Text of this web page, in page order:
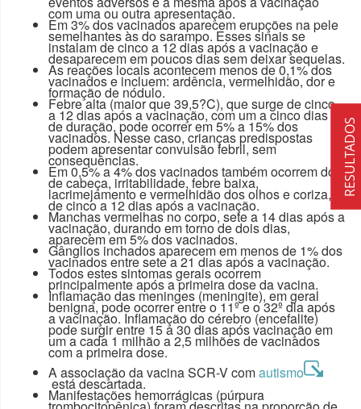
com uma ou outra apresentação.
Em 3% dos vacinados aparecem erupções na pele
semelhantes às do sarampo. Esses sinais se
instalam de cinco a 12 dias após a vacinação e
desaparecem em poucos dias sem deixar sequelas.
As reações locais acontecem menos de 0,1% dos
vacinados e incluem: ardência, vermelhidão, dor e
formação de nódulo.
Febre alta (maior que 39,5?C), que surge de cinco
a 12 dias após a vacinação, com um a cinco dias
de duração, pode ocorrer em 5% a 15% dos
vacinados. Nesse caso, crianças predispostas
podem apresentar convulsão febril, sem
consequências.
Em 0,5% a 4% dos vacinados também ocorrem dor
de cabeça, irritabilidade, febre baixa,
lacrimejamento e vermelhidão dos olhos e coriza,
de cinco a 12 dias após a vacinação.
Manchas vermelhas no corpo, sete a 14 dias após a
vacinação, durando em torno de dois dias,
aparecem em 5% dos vacinados.
Gânglios inchados aparecem em menos de 1% dos
vacinados entre sete a 21 dias após a vacinação.
Todos estes sintomas gerais ocorrem
principalmente após a primeira dose da vacina.
Inflamação das meninges (meningite), em geral
benigna, pode ocorrer entre o 11º e o 32º dia após
a vacinação. Inflamação do cérebro (encefalite)
pode surgir entre 15 a 30 dias após vacinação em
um a cada 1 milhão a 2,5 milhões de vacinados
com a primeira dose.
A associação da vacina SCR-V comautismo
está descartada.
Manifestações hemorrágicas (púrpura
RESULTADOS